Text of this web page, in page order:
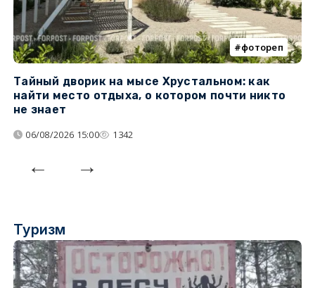
фотореп
Тайный дворик на мысе Хрустальном: как
найти место отдыха, о котором почти никто
не знает
06/08/2026 15:00 1342
Туризм